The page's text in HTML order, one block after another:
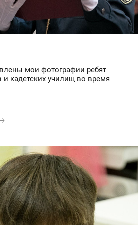
мои фотографии ребят
и кадетских училищ во время